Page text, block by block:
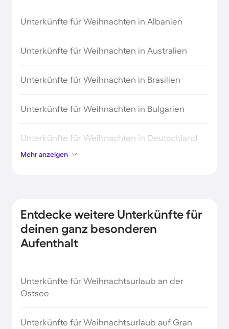
Unterkünfte für Weihnachten in Albanien
Unterkünfte für Weihnachten in Australien
Unterkünfte für Weihnachten in Brasilien
Unterkünfte für Weihnachten in Bulgarien
Unterkünfte für Weihnachten in Deutschland
Unterkünfte für Weihnachten in Frankreich
Unterkünfte für Weihnachten in Holland
Mehr anzeigen
Entdecke weitere Unterkünfte für
deinen ganz besonderen
Aufenthalt
Unterkünfte für Weihnachtsurlaub an der
Ostsee
Unterkünfte für Weihnachtsurlaub auf Gran